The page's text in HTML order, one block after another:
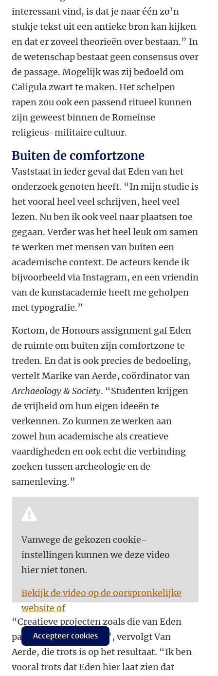
interessant vind, is dat je naar één zo’n
stukje tekst uit een antieke bron kan kijken
en dat er zoveel theorieën over bestaan.” In
de wetenschap bestaat geen consensus over
de passage. Mogelijk was zij bedoeld om
Caligula zwart te maken. Het schelpen
rapen zou ook een passend ritueel kunnen
zijn geweest binnen de Romeinse
religieus-militaire cultuur.
Buiten de comfortzone
Vaststaat in ieder geval dat Eden van het
onderzoek genoten heeft. “In mijn studie is
het vooral heel veel schrijven, heel veel
lezen. Nu ben ik ook veel naar plaatsen toe
gegaan. Verder was het heel leuk om samen
te werken met mensen van buiten een
academische context. De acteurs kende ik
bijvoorbeeld via Instagram, en een vriendin
van de kunstacademie heeft me geholpen
met typografie.”
Kortom, de Honours assignment gaf Eden
de ruimte om buiten zijn comfortzone te
treden. En dat is ook precies de bedoeling,
vertelt Marike van Aerde, coördinator van
Archaeology & Society. “Studenten krijgen
de vrijheid om hun eigen ideeën te
verkennen. Zo kunnen ze werken aan
zowel hun academische als creatieve
vaardigheden en ook echt die verbinding
zoeken tussen archeologie en de
samenleving.”
Vanwege de gekozen cookie-
instellingen kunnen we deze video
hier niet tonen.
Bekijk de video op de oorspronkelijke
website of
Accepteer cookies
“Creatieve projecten zoals die van Eden
passen hier perfect bij”, vervolgt Van
Aerde, die trots is op het resultaat. “Ik ben
vooral trots dat Eden hier laat zien dat